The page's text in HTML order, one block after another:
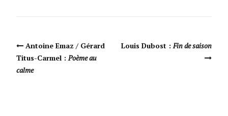
Navigation Article
Antoine Emaz / Gérard
Titus-Carmel :Poème au
calme
Louis Dubost :Fin de saison